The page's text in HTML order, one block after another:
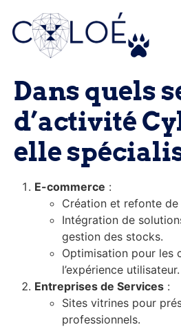
Aller au
principal
Dans quels
d’activité
elle
E-commerce :
Création et refonte
Intégration de
gestion des stocks.
Optimisation pour les
l’expérience utilisateur.
Entreprises de Services :
Sites vitrines pour
professionnels.